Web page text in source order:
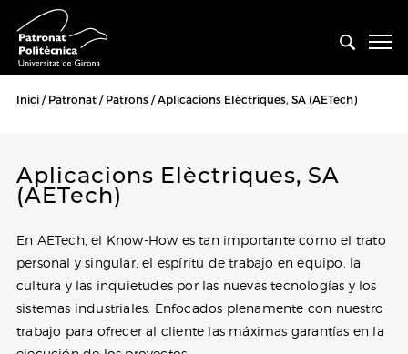
Inici Patronat Patrons Aplicacions Elèctriques, SA (AETech)
Aplicacions Elèctriques, SA
(AETech)
En AETech, el Know-How es tan importante como el trato
personal y singular, el espíritu de trabajo en equipo, la
cultura y las inquietudes por las nuevas tecnologías y los
sistemas industriales. Enfocados plenamente con nuestro
trabajo para ofrecer al cliente las máximas garantías en la